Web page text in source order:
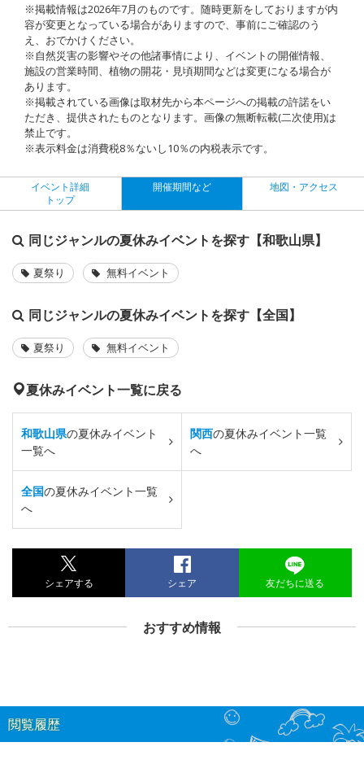
※掲載情報は2026年7月のものです。随時更新をしておりますが内
容が変更となっている場合がありますので、事前にご確認のう
え、おでかけください。
※自然災害の影響やその他諸事情により、イベントの開催情報、
施設の営業時間、植物の開花・見頃期間などは変更になる場合が
あります。
※掲載されている画像は取材先から本ページへの掲載の許諾をい
ただき、提供されたものとなります。画像の無断転載(二次使用)は
禁止です。
※表示料金は消費税8％ないし10％の内税表示です。
イベント詳細
トップ
開催期間など 地図・アクセス
同じジャンルの夏休みイベントを探す【和歌山県】
夏祭り 無料イベント
同じジャンルの夏休みイベントを探す【全国】
夏祭り 無料イベント
夏休みイベント一覧に戻る
和歌山県の夏休みイベント
一覧へ
関西の夏休みイベント一覧
へ
全国の夏休みイベント一覧
へ
シェアする シェア 友だちに送る
おすすめ情報
閲覧履歴